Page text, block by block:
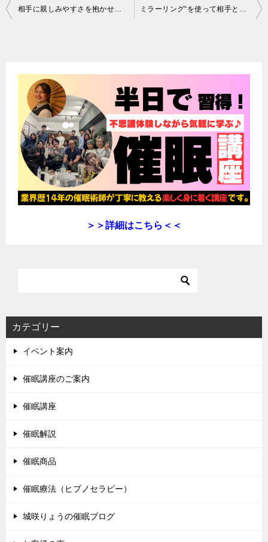
投
相手に親しみやすさを抱かせる「バックトラック」の具体的方法 ミラーリング“を使って相手と自然に仲良くなる方法
＞＞詳細はこちら＜＜
カテゴリー
イベント案内
催眠講座のご案内
催眠講座
催眠解説
催眠商品
催眠療法（ヒプノセラピー）
城咲りょうの催眠ブログ